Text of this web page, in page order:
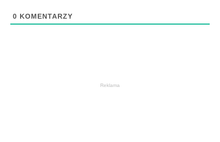
0 KOMENTARZY
Reklama